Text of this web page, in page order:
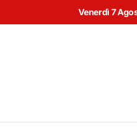
Venerdì 7